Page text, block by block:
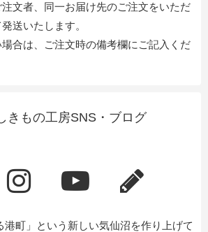
文者、同一お届け先のご注文をいただ
送いたします。
合は、ご注文時の備考欄にご記入くだ
きもの工房SNS・ブログ
港町」という新しい気仙沼を作り上げて